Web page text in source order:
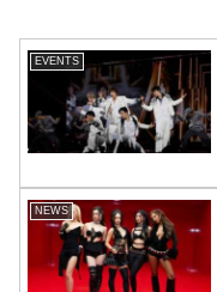
EVENTS
NEWS